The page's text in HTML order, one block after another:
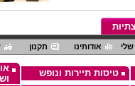
אודותינו תקנון
טיסות תיירות ונופש